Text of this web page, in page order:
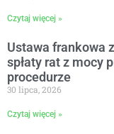
Czytaj więcej »
Ustawa frankowa
spłaty rat z mocy
procedurze
30 lipca, 2026
Czytaj więcej »